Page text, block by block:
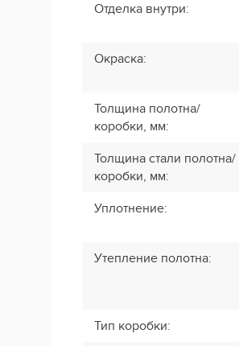
Отделка внутри:
Окраска:
Толщина полотна/
коробки, мм:
Толщина стали полотна/
коробки, мм:
Уплотнение:
Утепление полотна:
Тип коробки: